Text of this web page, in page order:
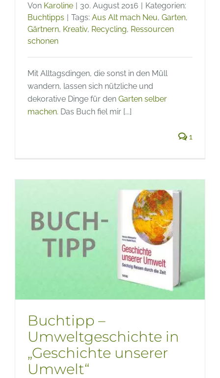
Von Karoline | 30. August 2016 | Kategorien:
Buchtipps | Tags: Aus Alt mach Neu, Garten,
Gärtnern, Kreativ, Recycling, Ressourcen
schonen
Mit Alltagsdingen, die sonst in den Müll
wandern, lassen sich nützliche und
dekorative Dinge für den Garten selber
machen. Das Buch fiel mir [...]
1
Buchtipp –
Umweltgeschichte in
„Geschichte unserer
Umwelt“